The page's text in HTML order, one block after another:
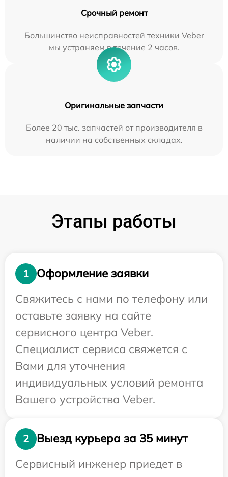
Срочный ремонт
Большинство неисправностей техники Veber
мы устраняем в течение 2 часов.
Оригинальные запчасти
Более 20 тыс. запчастей от производителя в
наличии на собственных складах.
Этапы работы
1
Оформление заявки
Свяжитесь с нами по телефону или
оставьте заявку на сайте
сервисного центра Veber.
Специалист сервиса свяжется с
Вами для уточнения
индивидуальных условий ремонта
Вашего устройства Veber.
2
Выезд курьера за 35 минут
Сервисный инженер приедет в